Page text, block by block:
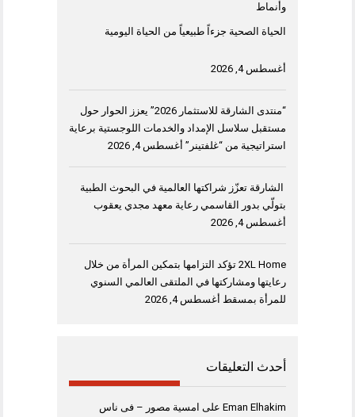
وأنماط
الحياة الصحية جزءاً طبيعياً من الحياة اليومية
أغسطس 4, 2026
“منتدى الشارقة للاستثمار 2026” يعزز الحوار حول
مستقبل سلاسل الإمداد والخدمات اللوجستية برعاية
استراتيجية من “غلفتينر” أغسطس 4, 2026
الشارقة تعزّز شراكتها العالمية في البحوث الطبية
بتولّي بدور القاسمي رعاية معهد مجدي يعقوب
أغسطس 4, 2026
2XL Home تؤكد التزامها بتمكين المرأة من خلال
رعايتها ومشاركتها في الملتقى العالمي السنوي
للمرأة بمسقط أغسطس 4, 2026
أحدث التعليقات
Eman Elhakim على امسية مصور – فى ناس